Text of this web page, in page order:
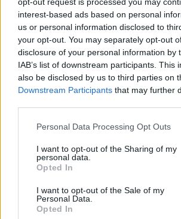
interest-based ads based on personal
us or personal information disclosed to
your opt-out. You may separately opt-out
disclosure of your personal information by
IAB’s list of downstream participants. This
also be disclosed by us to third parties on
Downstream Participants that may further
Please note that this website/app uses one
not limited to your visit or usage behaviour.
grant or deny consent to Google and its
use your data for below specified purposes
consent section.
Personal Data Processing Opt Outs
I want to opt-out of the Sharing of my
personal data.
Opted In
I want to opt-out of the Sale of my
Personal Data.
Opted In
5 — Minimierung von Fehlerrisiken
Alle Redaktionsprozesse zielen darauf
ungenauer oder irreführender
KONTINUIERLICHE VERBESSERUNG
Korrekturrichtlinie
Genauigkeit ist ein Grundprinzip.
Artikel gelegentlich einen Fehler oder
Problem feststellen, prüfen und
zeitnah wie möglich.